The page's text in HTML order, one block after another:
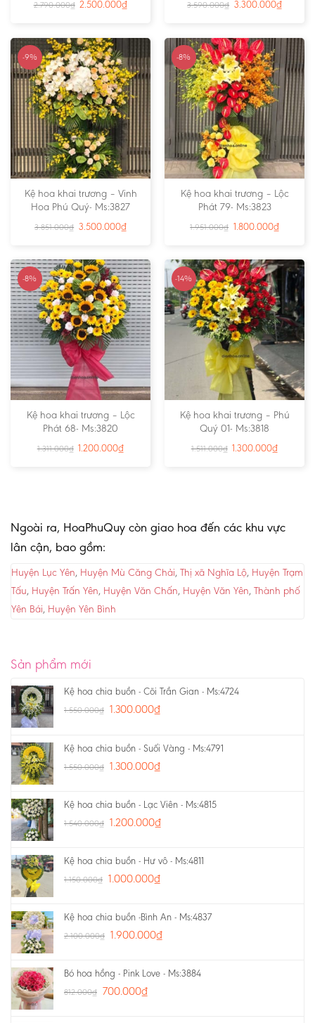
2.790.000₫ 2.500.000₫ 3.590.000₫ 3.300.000₫
-9%
Kệ hoa khai trương – Vinh
Hoa Phú Quý- Ms:3827
3.851.000₫ 3.500.000₫
-8%
Kệ hoa khai trương – Lộc
Phát 79- Ms:3823
1.951.000₫ 1.800.000₫
-8%
Kệ hoa khai trương – Lộc
Phát 68- Ms:3820
1.311.000₫ 1.200.000₫
-14%
Kệ hoa khai trương – Phú
Quý 01- Ms:3818
1.511.000₫ 1.300.000₫
Ngoài ra, HoaPhuQuy còn giao hoa đến các khu vực
lân cận, bao gồm:
Huyện Lục Yên, Huyện Mù Căng Chải, Thị xã Nghĩa Lộ, Huyện Trạm
Tấu, Huyện Trấn Yên, Huyện Văn Chấn, Huyện Văn Yên, Thành phố
Yên Bái, Huyện Yên Bình
Sản phẩm mới
Kệ hoa chia buồn - Cõi Trần Gian - Ms:4724
1.550.000₫ 1.300.000₫
Kệ hoa chia buồn - Suối Vàng - Ms:4791
1.550.000₫ 1.300.000₫
Kệ hoa chia buồn - Lạc Viên - Ms:4815
1.540.000₫ 1.200.000₫
Kệ hoa chia buồn - Hư vô - Ms:4811
1.150.000₫ 1.000.000₫
Kệ hoa chia buồn -Bình An - Ms:4837
2.100.000₫ 1.900.000₫
Bó hoa hồng - Pink Love - Ms:3884
812.000₫ 700.000₫